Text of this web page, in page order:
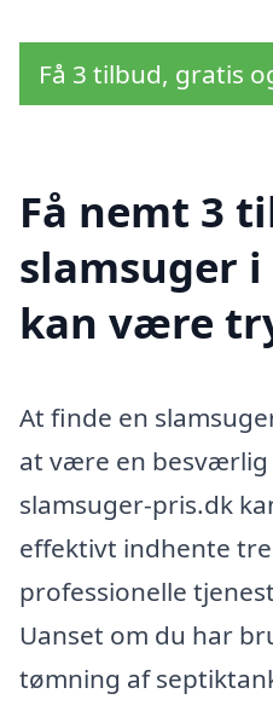
Få 3 tilbud, gratis
Få nemt 3
slamsuger
kan være
At finde en
at være en besværlig
slamsuger-pris.dk
effektivt indhente
professionelle
Uanset om du har
tømning af